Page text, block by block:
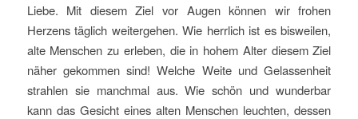
Liebe. Mit diesem Ziel vor Augen können wir frohen
Herzens täglich weitergehen. Wie herrlich ist es bisweilen,
alte Menschen zu erleben, die in hohem Alter diesem Ziel
näher gekommen sind! Welche Weite und Gelassenheit
strahlen sie manchmal aus. Wie schön und wunderbar
kann das Gesicht eines alten Menschen leuchten, dessen